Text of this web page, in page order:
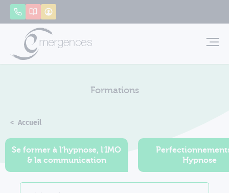
AppelerCatalogue
Formations
Accueil
Se former à l'hypnose, l'IMO
& la communication
Hypnose
Panneau de gestion des cookies